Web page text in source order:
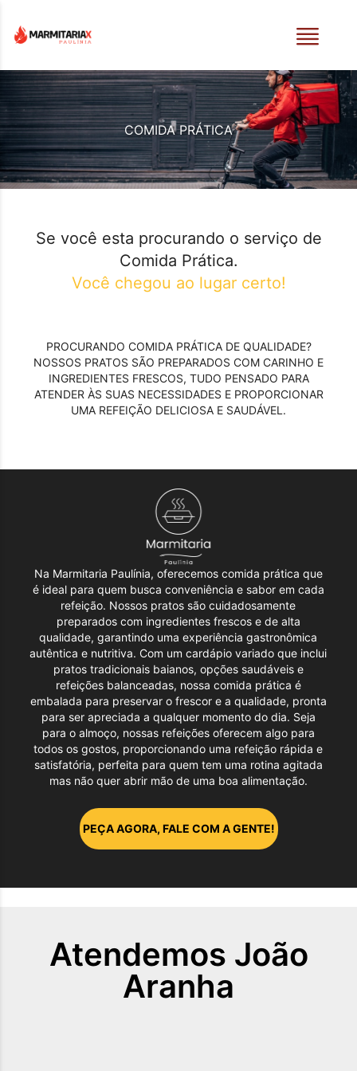
COMIDA PRÁTICA
Se você esta procurando o serviço de
Comida Prática.
Você chegou ao lugar certo!
PROCURANDO COMIDA PRÁTICADE QUALIDADE?
NOSSOS PRATOS SÃO PREPARADOS COM CARINHO E
INGREDIENTES FRESCOS, TUDO PENSADO PARA
ATENDER ÀS SUAS NECESSIDADES E PROPORCIONAR
UMA REFEIÇÃO DELICIOSA E SAUDÁVEL.
Na Marmitaria Paulínia, oferecemos comida prática que
é ideal para quem busca conveniência e sabor em cada
refeição. Nossos pratos são cuidadosamente
preparados com ingredientes frescos e de alta
qualidade, garantindo uma experiência gastronômica
autêntica e nutritiva. Com um cardápio variado que inclui
pratos tradicionais baianos, opções saudáveis e
refeições balanceadas, nossa comida prática é
embalada para preservar o frescor e a qualidade, pronta
para ser apreciada a qualquer momento do dia. Seja
para o almoço, nossas refeições oferecem algo para
todos os gostos, proporcionando uma refeição rápida e
satisfatória, perfeita para quem tem uma rotina agitada
mas não quer abrir mão de uma boa alimentação.
PEÇA AGORA, FALE COM A GENTE!
Atendemos João
Aranha